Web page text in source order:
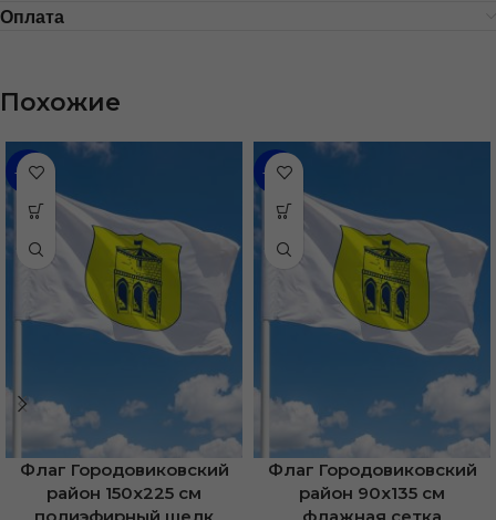
Оплата
Похожие
-31%
Флаг Городовиковский
район 150х225 см
полиэфирный шелк
-35%
Флаг Городовиковский
район 90х135 см
флажная сетка